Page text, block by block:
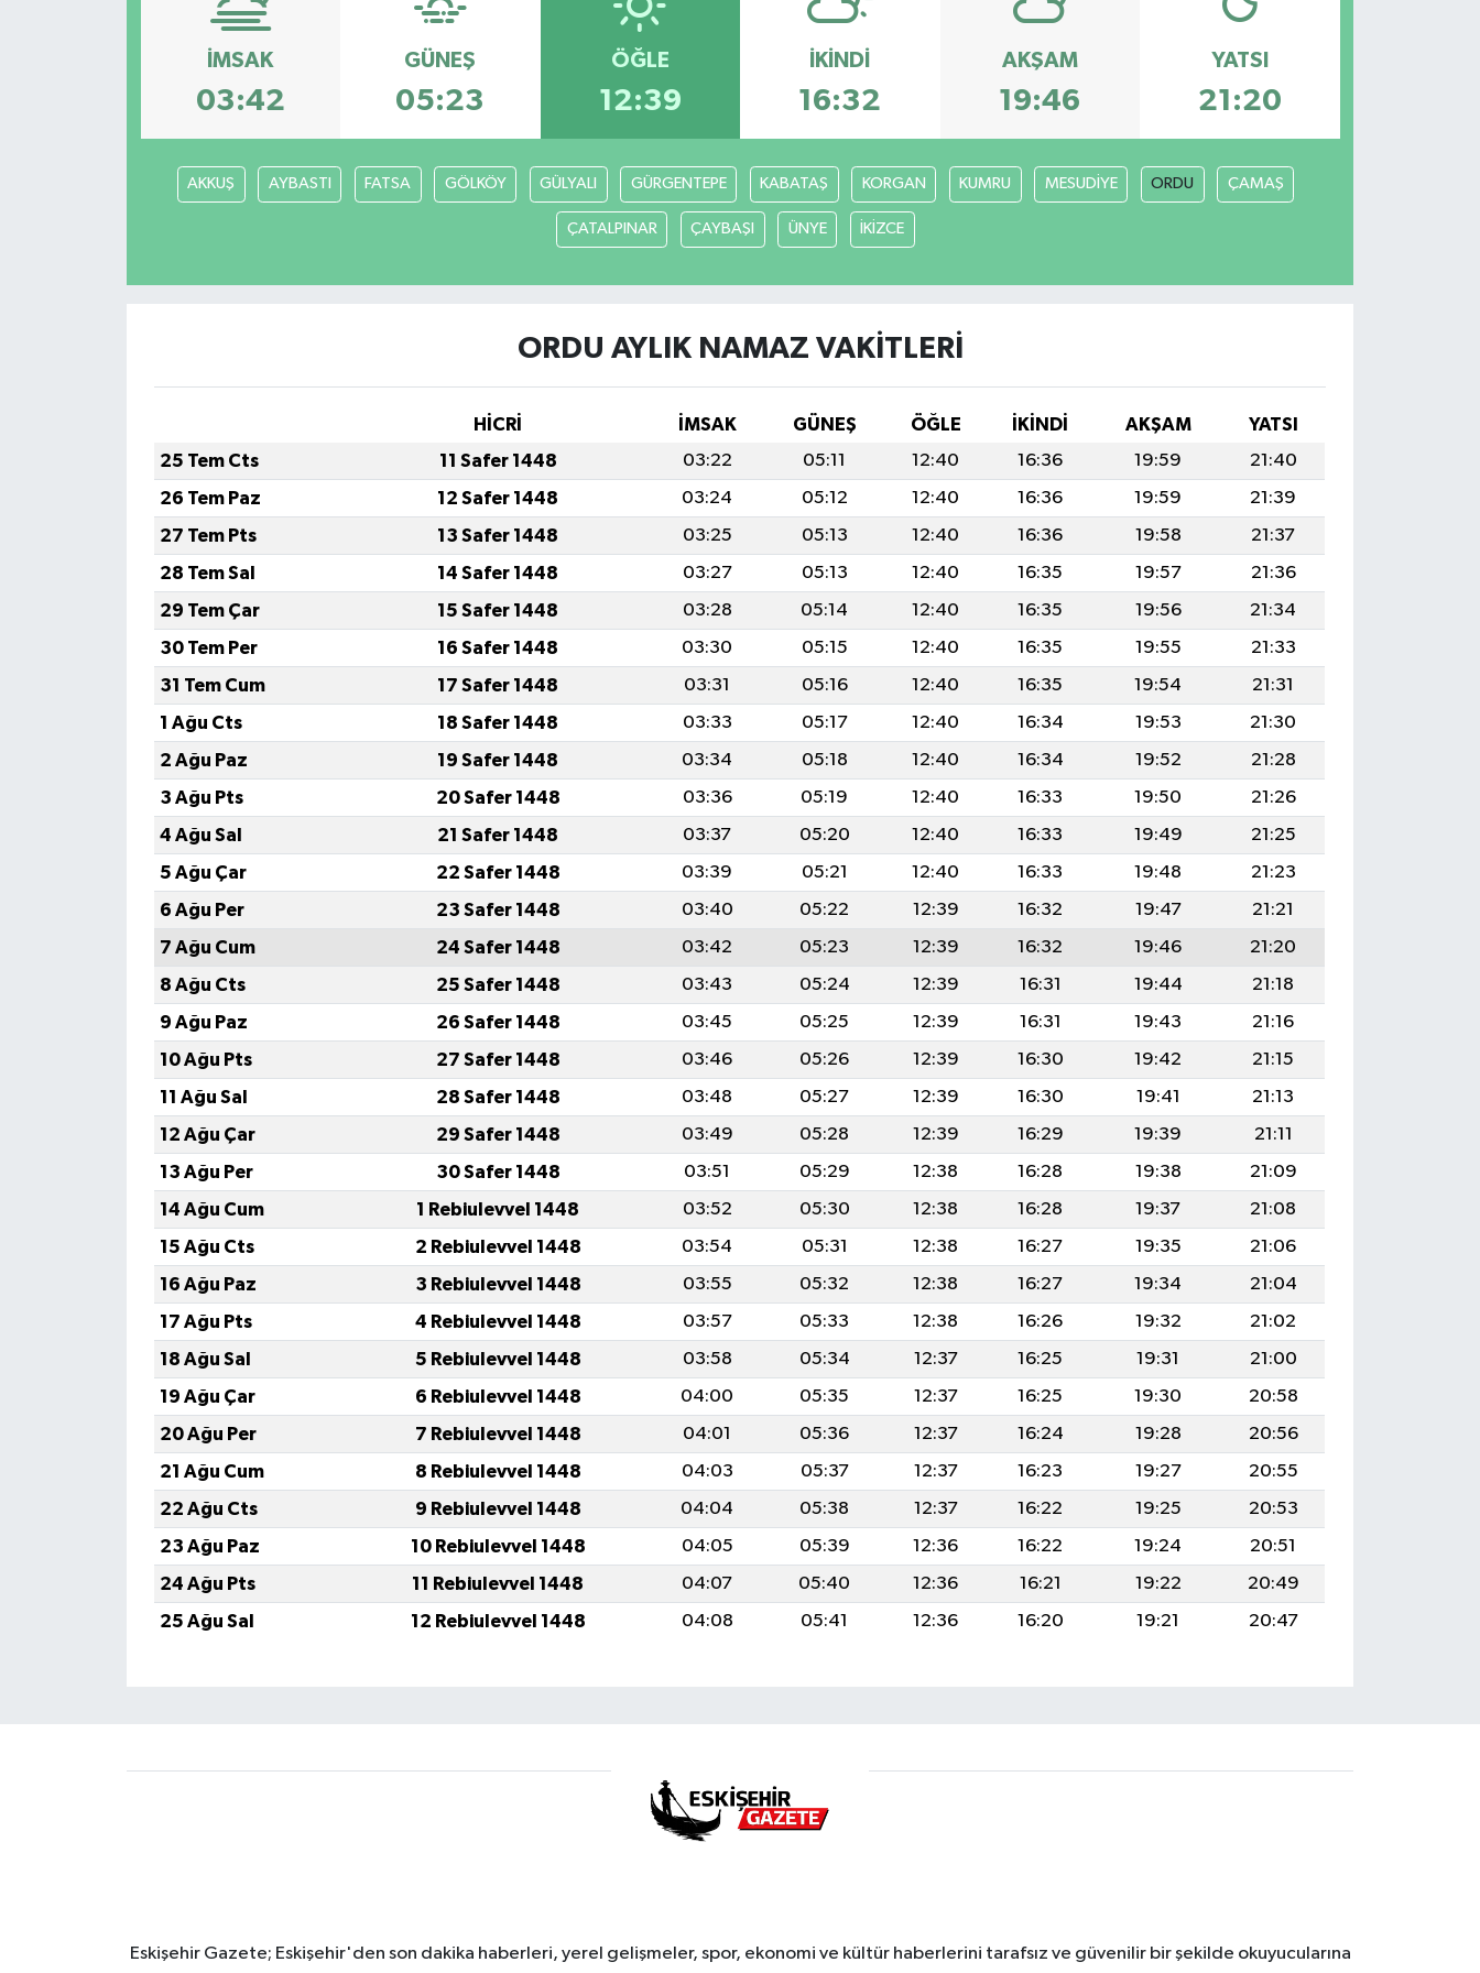
İMSAK
03:42
GÜNEŞ
05:23
ÖĞLE
12:39
İKINDI
16:32
AKŞAM
19:46
YATSI
21:20
AKKUŞ AYBASTI FATSA GÖLKÖY GÜLYALI GÜRGENTEPE KABATAŞ KORGAN KUMRU MESUDİYE ORDU ÇAMAŞ
ÇATALPINAR ÇAYBAŞI ÜNYE İKİZCE
ORDU AYLIK NAMAZ VAKITLERI
HİCRİ İMSAK GÜNEŞ ÖĞLE İKINDI AKŞAM
YATSI
25 Tem Cts
11 Safer 1448 03:22 05:11 12:40 16:36 19:59
21:40
26 Tem Paz
12 Safer 1448 03:24 05:12 12:40 16:36 19:59
21:39
27 Tem Pts
13 Safer 1448 03:25 05:13 12:40 16:36 19:58
21:37
28 Tem Sal
14 Safer 1448 03:27 05:13 12:40 16:35 19:57
21:36
29 Tem Çar
15 Safer 1448 03:28 05:14 12:40 16:35 19:56
21:34
30 Tem Per
16 Safer 1448 03:30 05:15 12:40 16:35 19:55
21:33
31 Tem Cum
17 Safer 1448 03:31 05:16 12:40 16:35 19:54
21:31
1 Ağu Cts
18 Safer 1448 03:33 05:17 12:40 16:34 19:53
21:30
2 Ağu Paz
19 Safer 1448 03:34 05:18 12:40 16:34 19:52
21:28
3 Ağu Pts
20 Safer 1448 03:36 05:19 12:40 16:33 19:50
21:26
4 Ağu Sal
21 Safer 1448 03:37 05:20 12:40 16:33 19:49
21:25
5 Ağu Çar
22 Safer 1448 03:39 05:21 12:40 16:33 19:48
21:23
6 Ağu Per
23 Safer 1448 03:40 05:22 12:39 16:32 19:47
21:21
7 Ağu Cum
24 Safer 1448 03:42 05:23 12:39 16:32 19:46
21:20
8 Ağu Cts
25 Safer 1448 03:43 05:24 12:39 16:31 19:44
21:18
9 Ağu Paz
26 Safer 1448 03:45 05:25 12:39 16:31 19:43
21:16
10 Ağu Pts
27 Safer 1448 03:46 05:26 12:39 16:30 19:42
21:15
11 Ağu Sal
28 Safer 1448 03:48 05:27 12:39 16:30 19:41
21:13
12 Ağu Çar
29 Safer 1448 03:49 05:28 12:39 16:29 19:39
21:11
13 Ağu Per
30 Safer 1448 03:51 05:29 12:38 16:28 19:38
21:09
14 Ağu Cum
1 Rebiulevvel 1448 03:52 05:30 12:38 16:28 19:37
21:08
15 Ağu Cts
2 Rebiulevvel 1448 03:54 05:31 12:38 16:27 19:35
21:06
16 Ağu Paz
3 Rebiulevvel 1448 03:55 05:32 12:38 16:27 19:34
21:04
17 Ağu Pts
4 Rebiulevvel 1448 03:57 05:33 12:38 16:26 19:32
21:02
18 Ağu Sal
5 Rebiulevvel 1448 03:58 05:34 12:37 16:25 19:31
21:00
19 Ağu Çar
6 Rebiulevvel 1448 04:00 05:35 12:37 16:25 19:30
20:58
20 Ağu Per
7 Rebiulevvel 1448 04:01 05:36 12:37 16:24 19:28
20:56
21 Ağu Cum
8 Rebiulevvel 1448 04:03 05:37 12:37 16:23 19:27
20:55
22 Ağu Cts
9 Rebiulevvel 1448 04:04 05:38 12:37 16:22 19:25
20:53
23 Ağu Paz
10 Rebiulevvel 1448 04:05 05:39 12:36 16:22 19:24
20:51
24 Ağu Pts
11 Rebiulevvel 1448 04:07 05:40 12:36 16:21 19:22
20:49
25 Ağu Sal
12 Rebiulevvel 1448 04:08 05:41 12:36 16:20 19:21 20:47
Eskişehir Gazete; Eskişehir'den son dakika haberleri, yerel gelişmeler, spor, ekonomi ve kültür haberlerini tarafsız ve güvenilir bir şekilde okuyucularına